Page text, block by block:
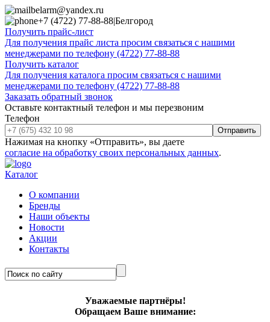
belarm@yandex.ru
+7 (4722) 77-88-88|Белгород
Получить прайс-лист
Для получения прайс листа просим связаться с нашими
менеджерами по телефону (4722) 77-88-88
Получить каталог
Для получения каталога просим связаться с нашими
менеджерами по телефону (4722) 77-88-88
Заказать обратный звонок
Оставьте контактный телефон и мы перезвоним
Телефон
Отправить
Нажимая на кнопку «Отправить», вы даете
согласие на обработку своих персональных данных.
Каталог
О компании
Бренды
Наши объекты
Новости
Акции
Контакты
Уважаемые партнёры!
Обращаем Ваше внимание: